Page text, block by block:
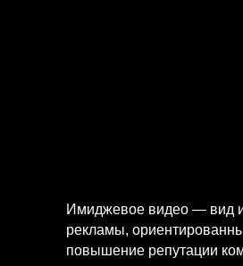
Имиджевое видео — вид
рекламы,
повышение репутации